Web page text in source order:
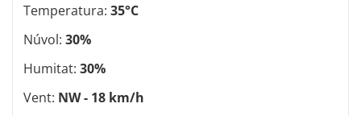
Temperatura: 35°C
Núvol: 30%
Humitat: 30%
Vent: NW - 18 km/h